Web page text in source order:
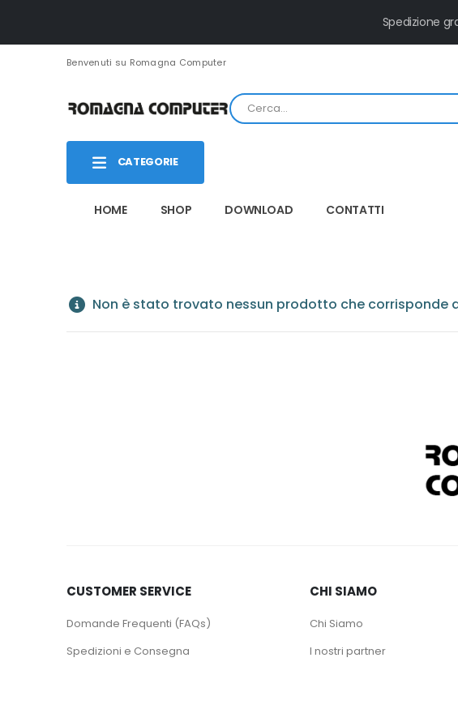
Spedizione
Benvenuti su Romagna Computer
CATEGORIE
HOME SHOP DOWNLOAD CONTATTI
Non è stato trovato nessun prodotto che corrisponde
CUSTOMER SERVICE
Domande Frequenti (FAQs)
Spedizioni e Consegna
CHI SIAMO
Chi Siamo
I nostri partner